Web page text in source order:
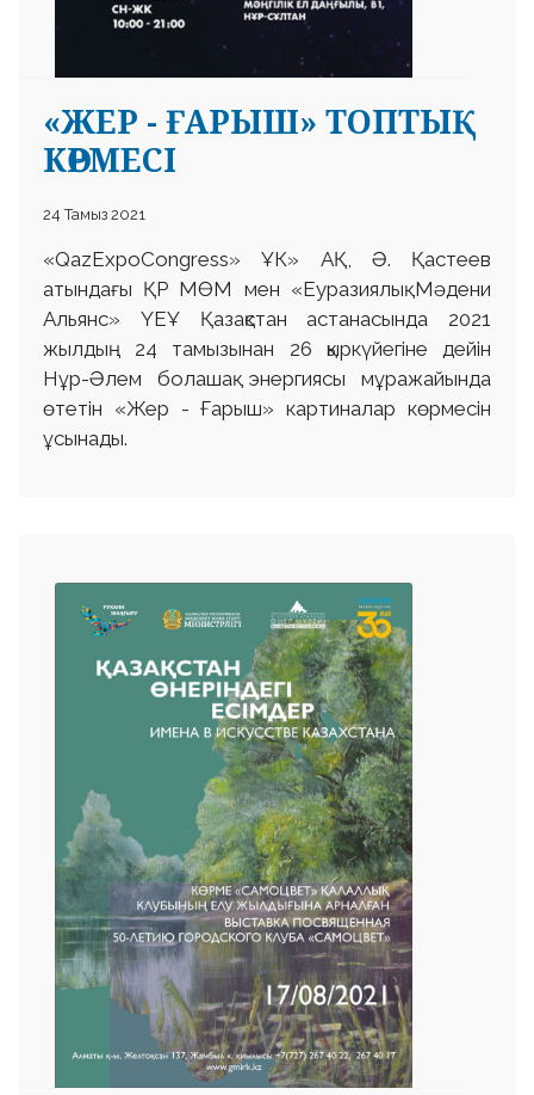
«ЖЕР - ҒАРЫШ» ТОПТЫҚ
КӨРМЕСІ
24 Тамыз 2021
«QazExpoCongress» ҰК» АҚ, Ә. Қастеев
атындағы ҚР МӨМ мен «Еуразиялық Мәдени
Альянс» ҮЕҰ Қазақстан астанасында 2021
жылдың 24 тамызынан 26 қыркүйегіне дейін
Нұр-Әлем болашақ энергиясы мұражайында
өтетін «Жер - Ғарыш» картиналар көрмесін
ұсынады.